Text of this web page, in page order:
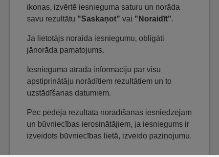
ikonas, izvērtē iesnieguma saturu un norāda
savu rezultātu "Saskaņot" vai "Noraidīt".
Ja lietotājs noraida iesniegumu, obligāti
jānorāda pamatojums.
Iesniegumā atrāda informāciju par visu
apstiprinātāju norādītiem rezultātiem un to
uzstādīšanas datumiem.
Pēc pēdējā rezultāta norādīšanas iesniedzējam
un būvniecības ierosinātājiem, ja iesniegums ir
izveidots būvniecības lietā, izveido paziņojumu.